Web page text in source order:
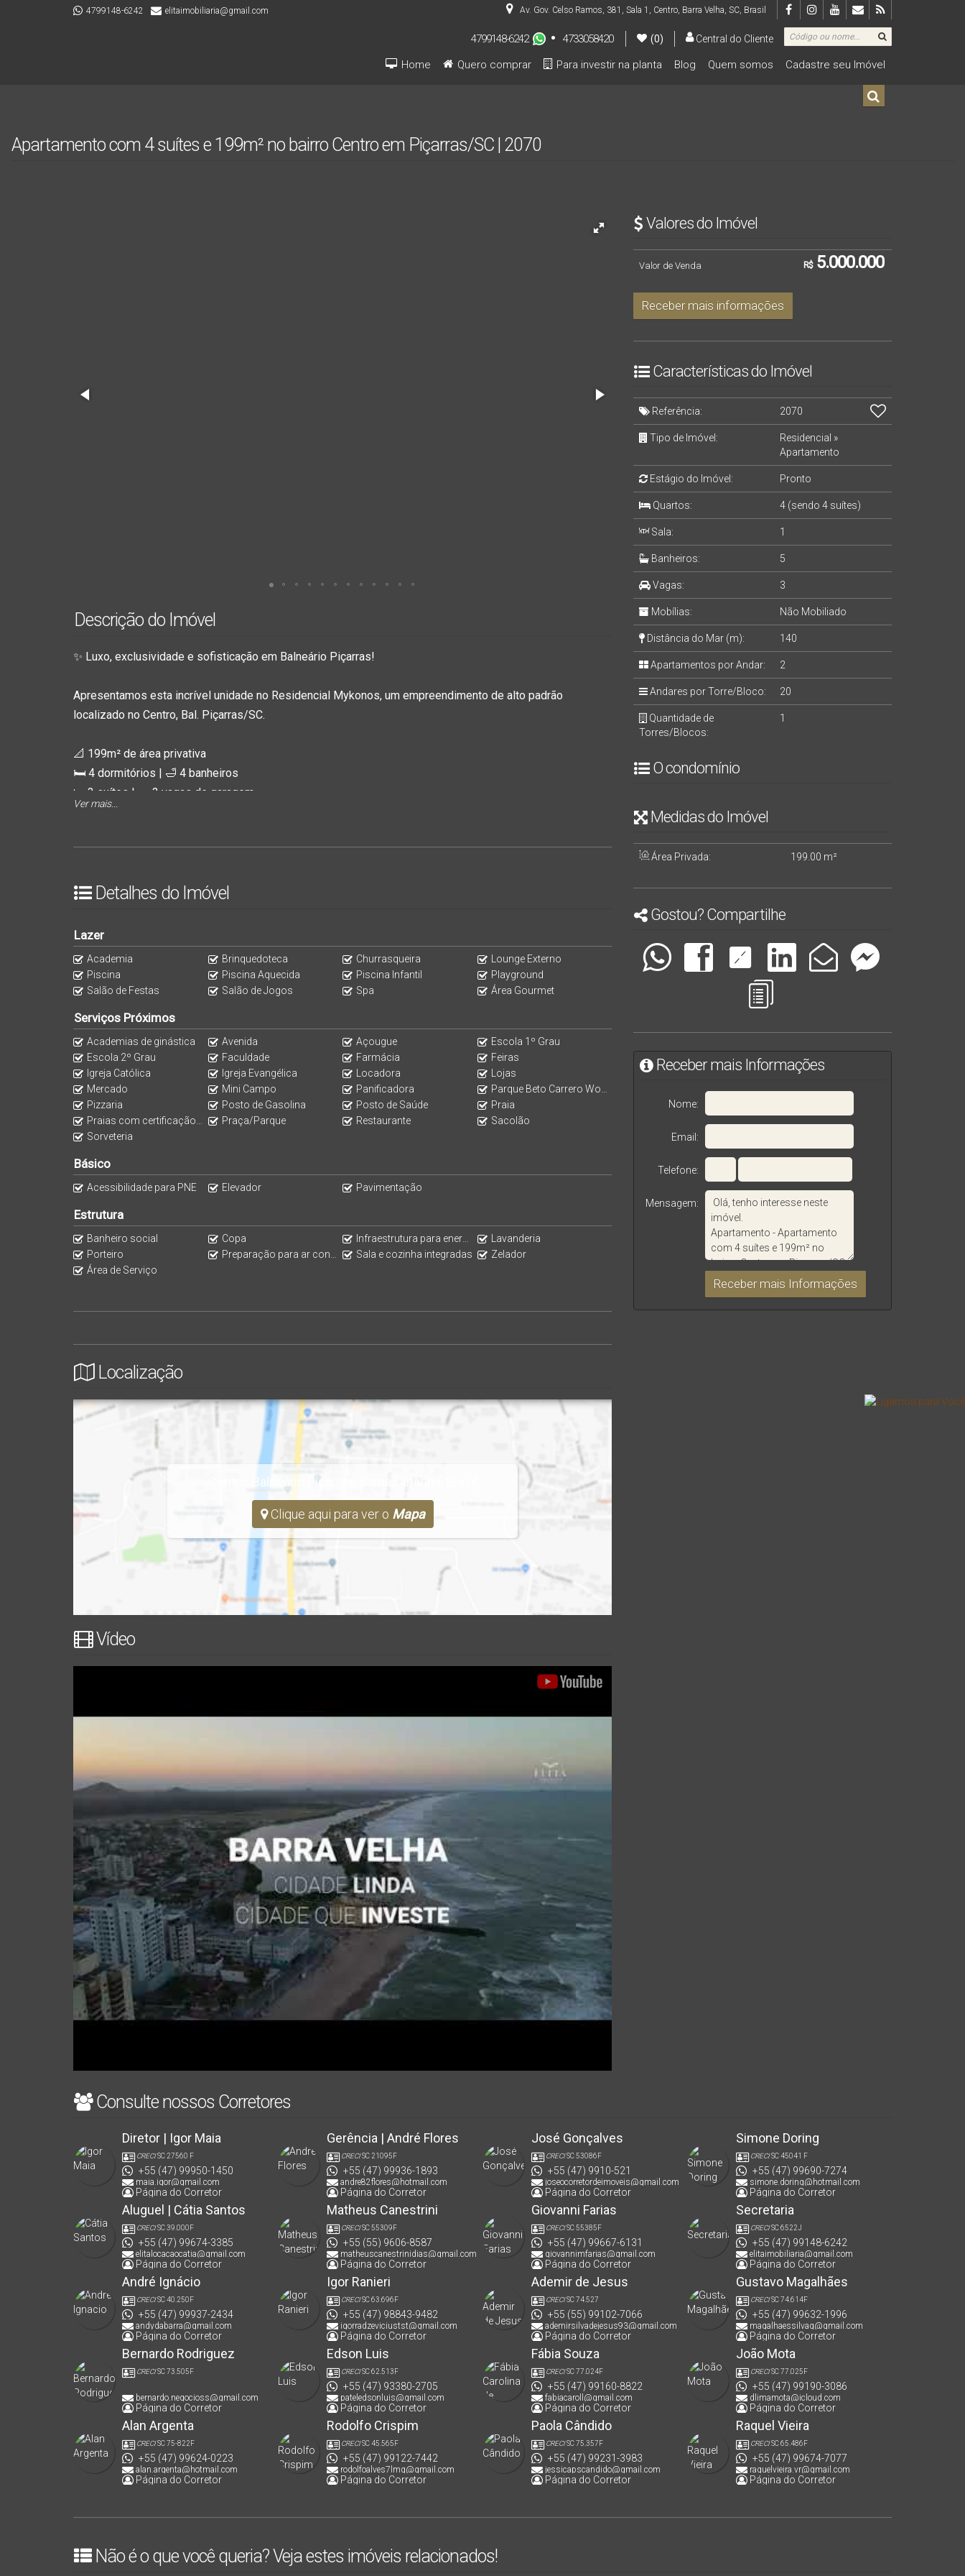
Av. Gov. Celso Ramos, 381 , Sala 1 , Centro, Barra Velha, SC, Brasil
4799148-6242 elitaimobiliaria@gmail.com
Central do Cliente
(0)
4799148-6242
4733058420
Cadastre seu Imóvel
Quem somos
Blog
Para investir na planta
Quero comprar
Home
Apartamento com 4 suítes e 199m² no bairro Centro em Piçarras/SC | 2070
Descrição do Imóvel
✨ Luxo, exclusividade e sofisticação em Balneário Piçarras!
Apresentamos esta incrível unidade no Residencial Mykonos, um empreendimento de alto padrão
localizado no Centro, Bal. Piçarras/SC.
📐 199m² de área privativa
🛏 4 dormitórios | 🛁 4 banheiros
🛌 3 suítes | 🚗 3 vagas de garagem
Vista panorâmica incrível
Piscina adulto e infantil
Piscina térmica
Academia equipada
Sala de jogos
Playground
Spa
Salão de festas
Elevador social e de serviço
🌊 Viva com conforto, requinte e uma localização privilegiada a poucos metros do mar. Uma oportunidade
única de morar (ou investir) em um dos destinos mais valorizados do litoral catarinense.
Ver mais...
Detalhes do Imóvel
Lazer
Academia Brinquedoteca Churrasqueira
Lounge Externo
Piscina
Piscina Aquecida Piscina Infantil
Playground
Salão de Festas
Salão de Jogos Spa Área Gourmet
Serviços Próximos
Academias de ginástica Avenida Açougue
Escola 1º Grau
Escola 2º Grau
Faculdade Farmácia
Feiras
Igreja Católica
Igreja Evangélica Locadora
Lojas
Mercado
Mini Campo Panificadora
Parque Beto Carrero World
Pizzaria
Posto de Gasolina Posto de Saúde
Praia
Praias com certificação Internacional Bandeira Azul
Praça/Parque Restaurante
Sacolão
Sorveteria
Básico
Acessibilidade para PNE Elevador Pavimentação
Estrutura
Banheiro social Copa Infraestrutura para energia fotovoltaica no condomínio
Lavanderia
Porteiro
Preparação para ar condicionado Sala e cozinha integradas
Zelador
Área de Serviço
Localização
Balneário Piçarras
Clique aqui para ver o Mapa
Vídeo
Valores do Imóvel
R$5.000.000
Valor de Venda
Receber mais informações
Características do Imóvel
Referência: 2070
Tipo de Imóvel: Residencial »
Apartamento
Estágio do Imóvel: Pronto
Quartos: 4 (sendo 4 suítes)
Sala: 1
Banheiros: 5
Vagas: 3
Mobílias: Não Mobiliado
Distância do Mar (m): 140
Apartamentos por Andar: 2
Andares por Torre/Bloco: 20
Quantidade de
Torres/Blocos:
1
O condomínio
Medidas do Imóvel
Área Privada: 199 .00 m²
Gostou? Compartilhe
Receber mais Informações
Nome:
Email:
Telefone:
Mensagem:
Consulte nossos Corretores
Diretor | Igor Maia
CRECISC 27560 F
+55 (47) 99950-1450
maia.igor@gmail.com
Página do Corretor
Gerência | André Flores
CRECISC 21095F
+55 (47) 99936-1893
andre82flores@hotmail.com
Página do Corretor
José Gonçalves
CRECISC 53086F
+55 (47) 9910-521
joseocorretordeimoveis@gmail.com
Página do Corretor
Simone Doring
CRECISC 45041 F
+55 (47) 99690-7274
simone.doring@hotmail.com
Página do Corretor
Aluguel | Cátia Santos
CRECISC 39.000F
+55 (47) 99674-3385
elitalocacaocatia@gmail.com
Página do Corretor
Matheus Canestrini
CRECISC 55309F
+55 (55) 9606-8587
matheuscanestrinidias@gmail.com
Página do Corretor
Giovanni Farias
CRECISC 55385F
+55 (47) 99667-6131
giovannimfarias@gmail.com
Página do Corretor
Secretaria
CRECISC 6522J
+55 (47) 99148-6242
elitaimobiliaria@gmail.com
Página do Corretor
André Ignácio
CRECISC 40.250F
+55 (47) 99937-2434
andydabarra@gmail.com
Página do Corretor
Igor Ranieri
CRECISC 63.696F
+55 (47) 98843-9482
igorradzeviciustst@gmail.com
Página do Corretor
Ademir de Jesus
CRECISC 74.527
+55 (55) 99102-7066
ademirsilvadejesus93@gmail.com
Página do Corretor
Gustavo Magalhães
CRECISC 74.614F
+55 (47) 99632-1996
magalhaessilvag@gmail.com
Página do Corretor
Bernardo Rodriguez
CRECISC 73.505F
bernardo.negocioss@gmail.com
Página do Corretor
Edson Luis
CRECISC 62.513F
+55 (47) 93380-2705
pateledsonluis@gmail.com
Página do Corretor
Fábia Souza
CRECISC 77.024F
+55 (47) 99160-8822
fabiacaroll@gmail.com
Página do Corretor
João Mota
CRECISC 77.025F
+55 (47) 99190-3086
dlimamota@icloud.com
Página do Corretor
Alan Argenta
CRECISC 75-822F
+55 (47) 99624-0223
alan.argenta@hotmail.com
Página do Corretor
Rodolfo Crispim
CRECISC 45.565F
+55 (47) 99122-7442
rodolfoalves7lmg@gmail.com
Página do Corretor
Paola Cândido
CRECISC 75.357F
+55 (47) 99231-3983
jessicapscandido@gmail.com
Página do Corretor
Raquel Vieira
CRECISC 65.486F
+55 (47) 99674-7077
raquelvieira.vr@gmail.com
Página do Corretor
Não é o que você queria? Veja estes imóveis relacionados!